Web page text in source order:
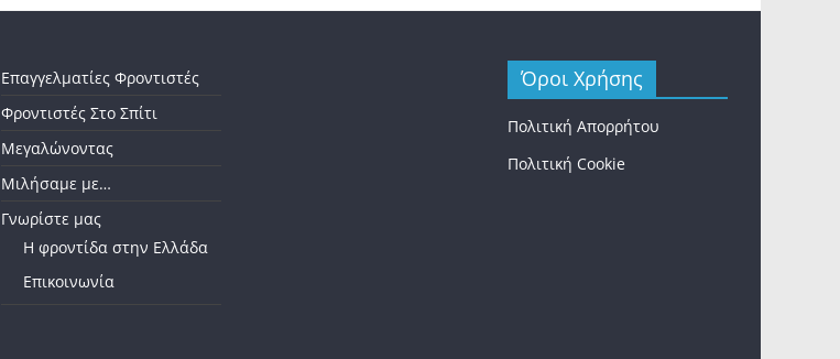
Επαγγελματίες Φροντιστές
Φροντιστές Στο Σπίτι
Μεγαλώνοντας
Μιλήσαμε με…
Γνωρίστε μας
Η φροντίδα στην Ελλάδα
Επικοινωνία
Όροι Χρήσης
Πολιτική Απορρήτου
Πολιτική Cookie